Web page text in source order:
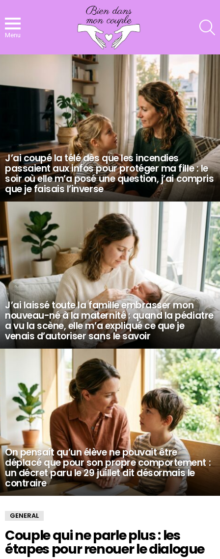
Menu
J’ai coupé la télé dès que les incendies
passaient aux infos pour protéger ma fille : le
soir où elle m’a posé une question, j’ai compris
que je faisais l’inverse
J’ai laissé toute la famille embrasser mon
nouveau-né à la maternité : quand la pédiatre
a vu la scène, elle m’a expliqué ce que je
venais d’autoriser sans le savoir
On pensait qu’un élève ne pouvait être
déplacé que pour son propre comportement :
un décret paru le 29 juillet dit désormais le
contraire
GENERAL
Couple qui ne parle plus : les
étapes pour renouer le dialogue